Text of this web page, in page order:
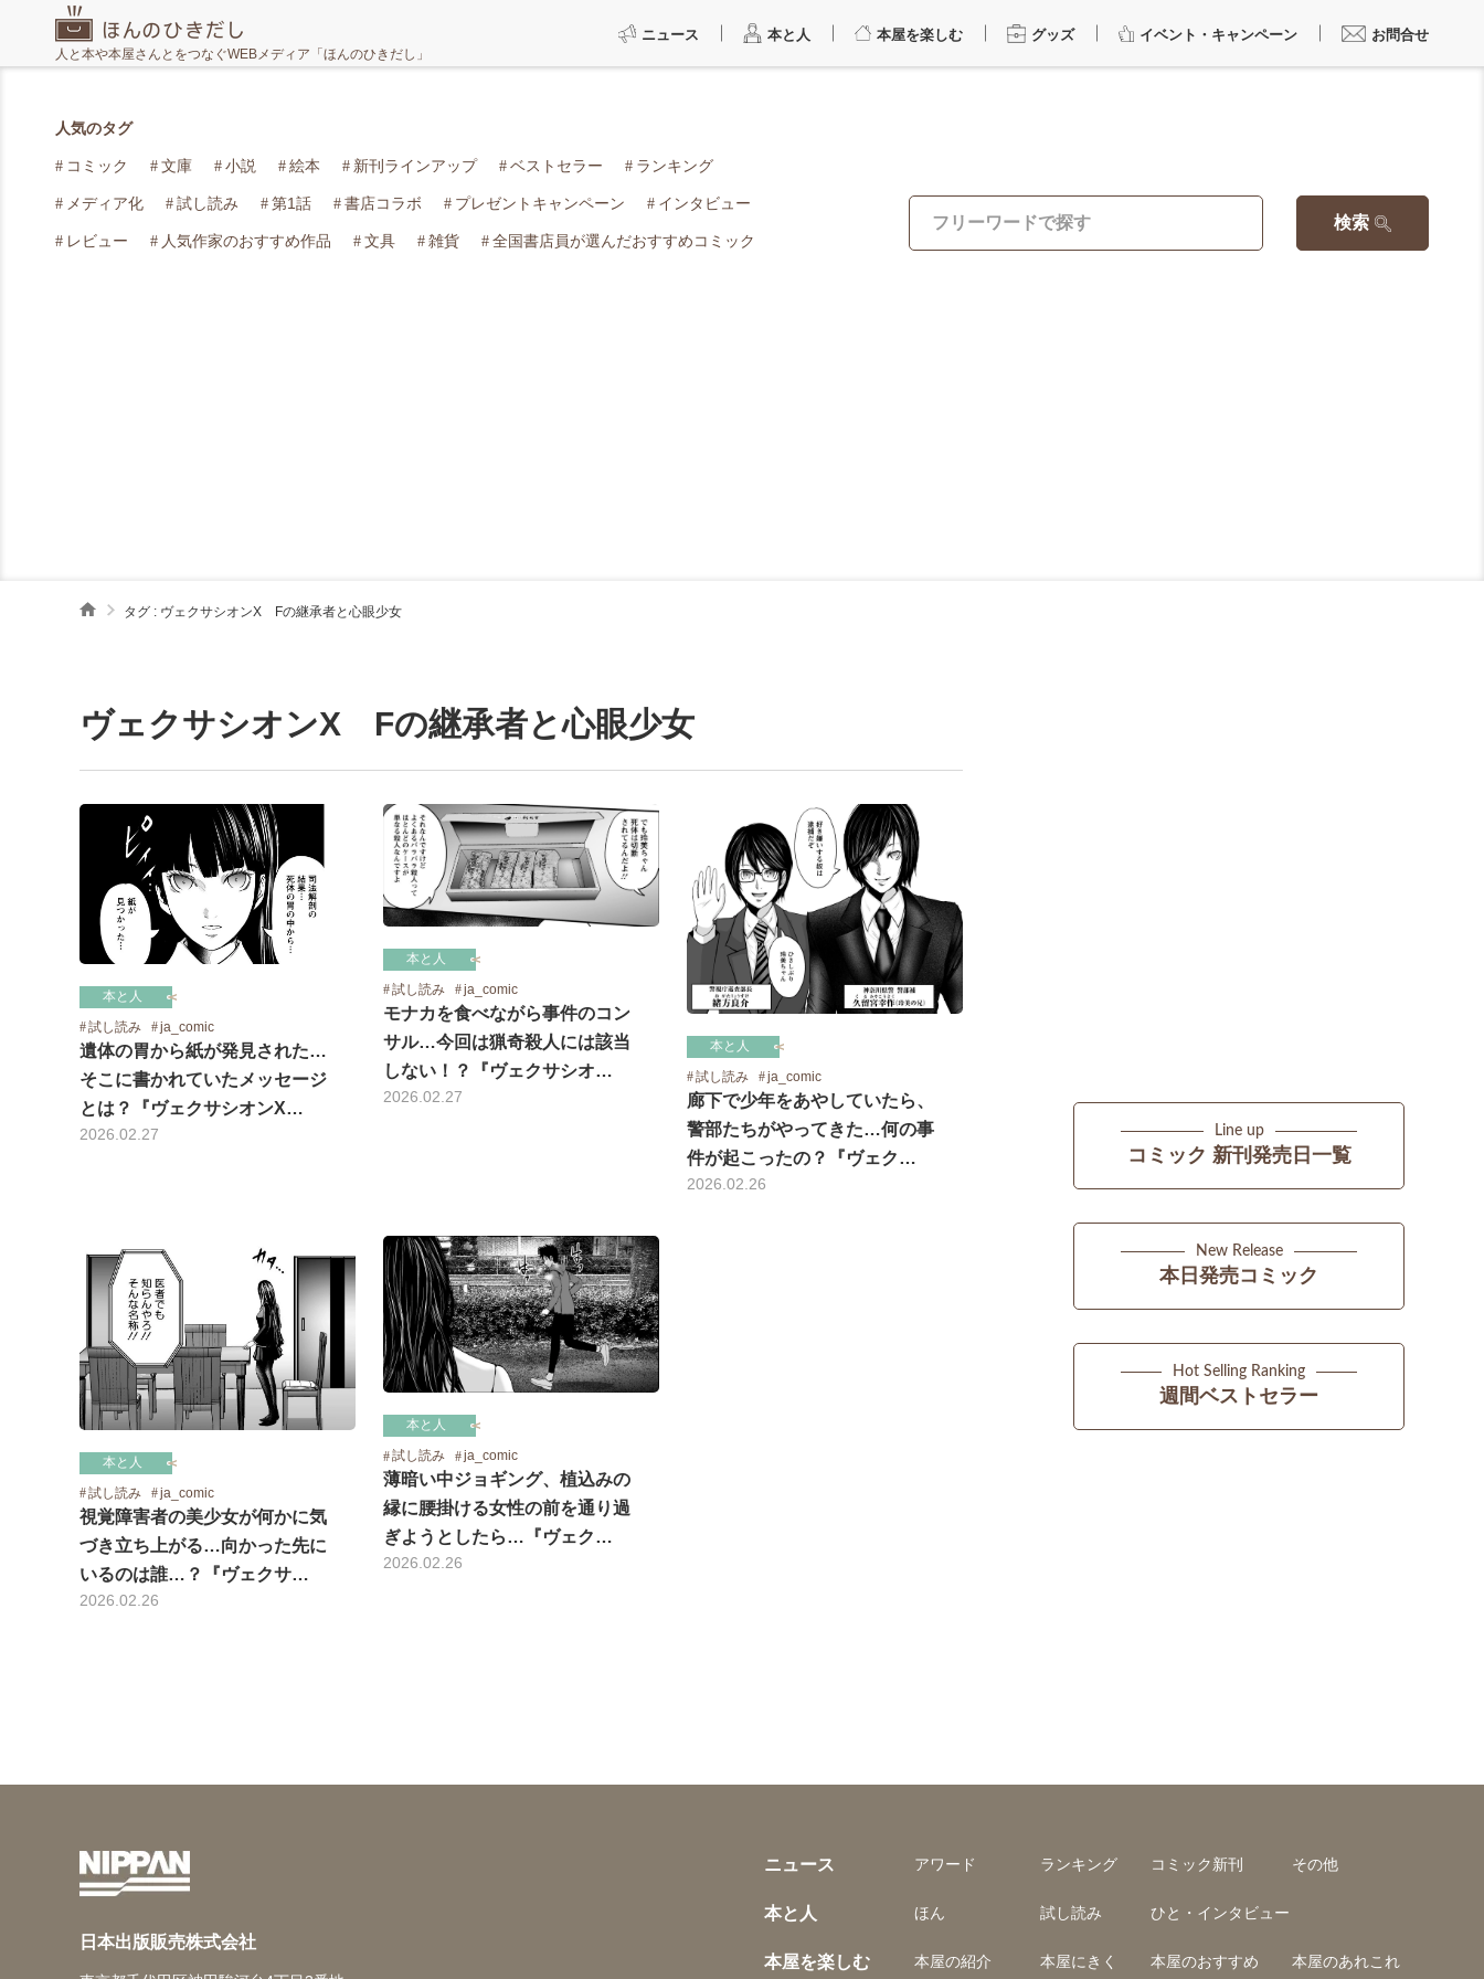
人と本や本屋さんとをつなぐWEBメディア「ほんのひきだし」
ニュース 本と人 本屋を楽しむ グッズ イベント・キャンペーン お問合せ
人気のタグ
コミック 文庫 小説 絵本 新刊ラインアップ ベストセラー ランキング
メディア化 試し読み 第1話 書店コラボ プレゼントキャンペーン インタビュー
レビュー 人気作家のおすすめ作品 文具 雑貨 全国書店員が選んだおすすめコミック
検索
タグ : ヴェクサシオンX Fの継承者と心眼少女
ヴェクサシオンX Fの継承者と心眼少女
本と人
試し読み
ja_comic
遺体の胃から紙が発見された…
そこに書かれていたメッセージ
とは？『ヴェクサシオンX…
2026.02.27
本と人
試し読み
ja_comic
モナカを食べながら事件のコン
サル…今回は猟奇殺人には該当
しない！？『ヴェクサシオ…
2026.02.27
本と人
試し読み
ja_comic
廊下で少年をあやしていたら、
警部たちがやってきた…何の事
件が起こったの？『ヴェク…
2026.02.26
本と人
試し読み
ja_comic
視覚障害者の美少女が何かに気
づき立ち上がる…向かった先に
いるのは誰…？『ヴェクサ…
2026.02.26
本と人
試し読み
ja_comic
薄暗い中ジョギング、植込みの
縁に腰掛ける女性の前を通り過
ぎようとしたら…『ヴェク…
2026.02.26
Line up
コミック 新刊発売日一覧
New Release
本日発売コミック
Hot Selling Ranking
週間ベストセラー
日本出版販売株式会社
ニュース アワード ランキング コミック新刊 その他
本と人 ほん 試し読み ひと・インタビュー
本屋を楽しむ 本屋の紹介 本屋にきく 本屋のおすすめ 本屋のあれこれ